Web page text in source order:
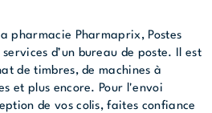
pharmacie Pharmaprix, Postes
d’un bureau de poste. Il est
de timbres, de machines à
et plus encore. Pour l'envoi
de vos colis, faites confiance